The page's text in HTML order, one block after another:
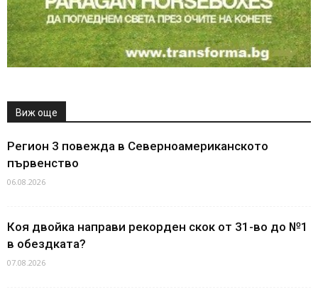
Виж още
Регион 3 повежда в Северноамериканското
първенство
06.08.2026
Коя двойка направи рекорден скок от 31-во до №1
в обездката?
07.08.2026